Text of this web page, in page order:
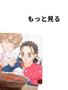
もっと見る